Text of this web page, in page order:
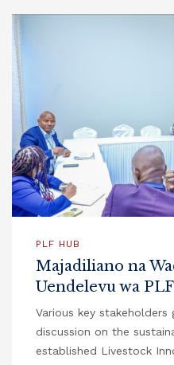
PLF HUB
Majadiliano na
Uendelevu wa
Various key
discussion on the
established Livestock